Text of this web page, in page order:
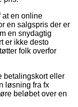
at en online
en salgspris der er
en snydagtig
er ikke desto
folk overfor
betalingskort eller
løsning fra fx
beløbet over en